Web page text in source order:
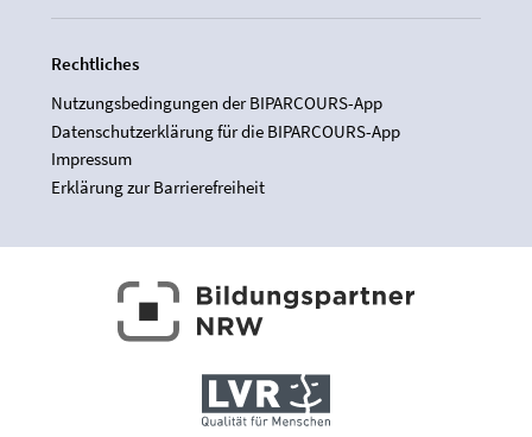
Rechtliches
Nutzungsbedingungen der BIPARCOURS-App
Datenschutzerklärung für die BIPARCOURS-App
Impressum
Erklärung zur Barrierefreiheit